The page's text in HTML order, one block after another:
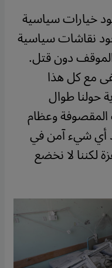
خيارات سياسية
نقاشات سياسية
دون قتل.
مع كل هذا
حولنا طوال
وعظام
أي شيء آمن في
لا نخضع